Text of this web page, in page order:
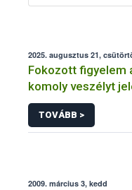
2025. augusztus 21,
Fokozott figyelem
komoly veszélyt
TOVÁBB >
2009. március 3, kedd